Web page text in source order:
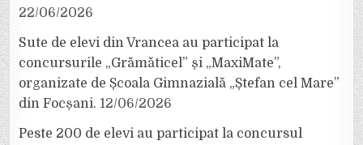
22/06/2026
Sute de elevi din Vrancea au participat la
concursurile „Grămăticel” și „MaxiMate”,
organizate de Școala Gimnazială „Ștefan cel Mare”
din Focșani. 12/06/2026
Peste 200 de elevi au participat la concursul